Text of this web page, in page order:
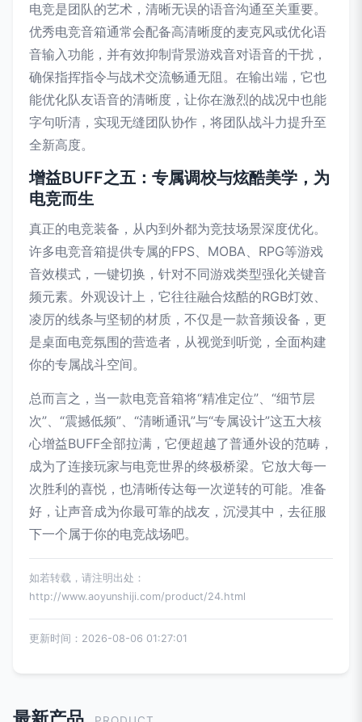
电竞是团队的艺术，清晰无误的语音沟通至关重要。
优秀电竞音箱通常会配备高清晰度的麦克风或优化语
音输入功能，并有效抑制背景游戏音对语音的干扰，
确保指挥指令与战术交流畅通无阻。在输出端，它也
能优化队友语音的清晰度，让你在激烈的战况中也能
字句听清，实现无缝团队协作，将团队战斗力提升至
全新高度。
增益BUFF之五：专属调校与炫酷美学，为
电竞而生
真正的电竞装备，从内到外都为竞技场景深度优化。
许多电竞音箱提供专属的FPS、MOBA、RPG等游戏
音效模式，一键切换，针对不同游戏类型强化关键音
频元素。外观设计上，它往往融合炫酷的RGB灯效、
凌厉的线条与坚韧的材质，不仅是一款音频设备，更
是桌面电竞氛围的营造者，从视觉到听觉，全面构建
你的专属战斗空间。
总而言之，当一款电竞音箱将“精准定位”、“细节层
次”、“震撼低频”、“清晰通讯”与“专属设计”这五大核
心增益BUFF全部拉满，它便超越了普通外设的范畴，
成为了连接玩家与电竞世界的终极桥梁。它放大每一
次胜利的喜悦，也清晰传达每一次逆转的可能。准备
好，让声音成为你最可靠的战友，沉浸其中，去征服
下一个属于你的电竞战场吧。
如若转载，请注明出处：
http://www.aoyunshiji.com/product/24.html
更新时间：2026-08-06 01:27:01